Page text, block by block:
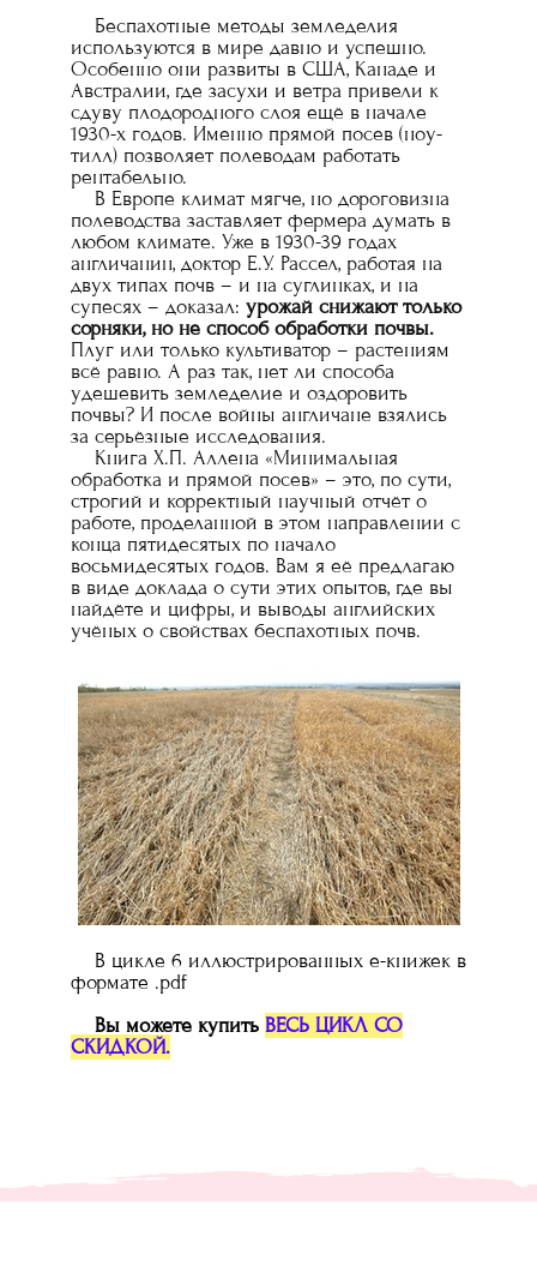
Беспахотные методы земледелия
используются в мире давно и успешно.
Особенно они развиты в США, Канаде и
Австралии, где засухи и ветра привели к
сдуву плодородного слоя ещё в начале
1930-х годов. Именно прямой посев (ноу-
тилл) позволяет полеводам работать
рентабельно.
В Европе климат мягче, но дороговизна
полеводства заставляет фермера думать в
любом климате. Уже в 1930-39 годах
англичанин, доктор Е.У. Рассел, работая на
двух типах почв – и на суглинках, и на
супесях – доказал: урожай снижают только
сорняки, но не способ обработки почвы.
Плуг или только культиватор – растениям
всё равно. А раз так, нет ли способа
удешевить земледелие и оздоровить
почвы? И после войны англичане взялись
за серьёзные исследования.
Книга Х.П. Аллена «Минимальная
обработка и прямой посев» – это, по сути,
строгий и корректный научный отчёт о
работе, проделанной в этом направлении с
конца пятидесятых по начало
восьмидесятых годов. Вам я её предлагаю
в виде доклада о сути этих опытов, где вы
найдёте и цифры, и выводы английских
учёных о свойствах беспахотных почв.
В цикле 6 иллюстрированных е-книжек в
формате .pdf
Вы можете купить ВЕСЬ ЦИКЛ СО
СКИДКОЙ.